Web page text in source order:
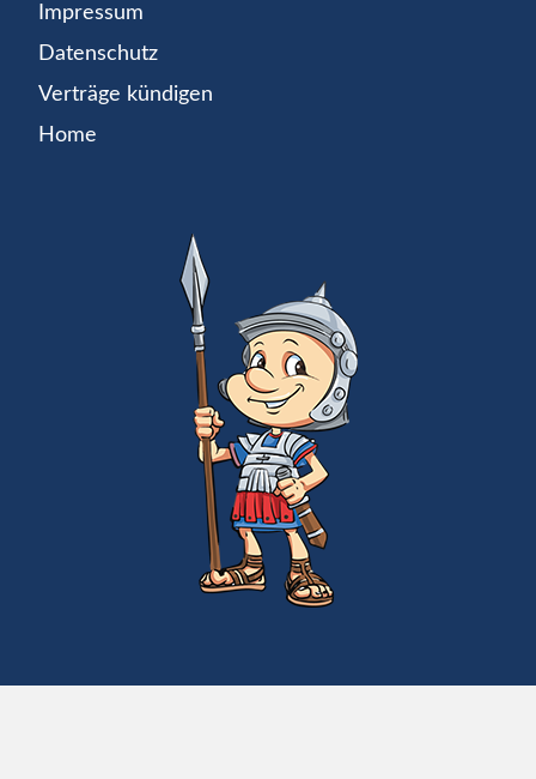
Impressum
Datenschutz
Verträge kündigen
Home